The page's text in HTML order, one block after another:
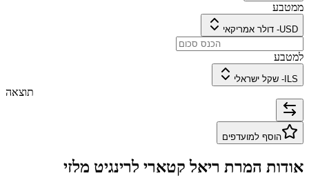
ממטבע
USD
- דולר אמריקאי
למטבע
ILS
- שקל ישראלי
תוצאה
הוסף למועדפים
אודות המרת ריאל קטארי לרינגיט מלזי